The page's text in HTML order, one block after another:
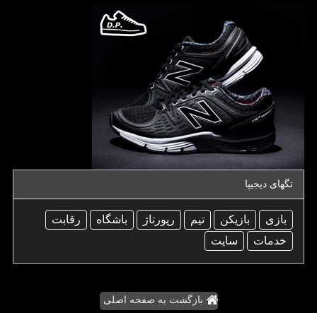
تگهای دیجیپا
بازی بازیكن تیم رپورتاژ باشگاه
رقابت
خدمات
سایت
بازگشت به صفحه اصلی